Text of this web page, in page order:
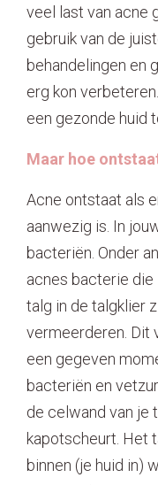
veel last van acne
gebruik van de
behandelingen en
erg kon
een gezonde huid
Maar hoe
Acne ontstaat als
aanwezig is. In
bacteriën. Onder
acnes bacterie die
talg in de talgklier
vermeerderen. Dit
een gegeven
bacteriën en
de celwand van je
kapotscheurt. Het
binnen (je huid in)